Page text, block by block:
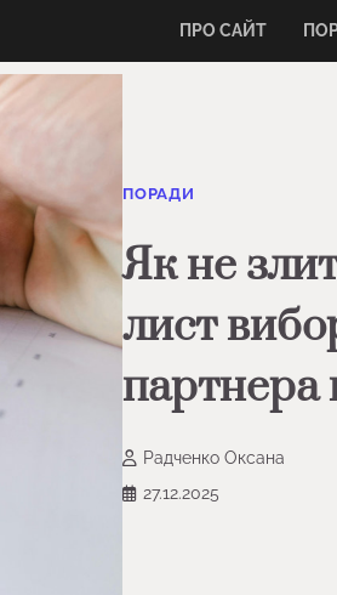
ПРО САЙТ
ПОРАДИ
Як не
лист
партнера
Радченко Оксана
27.12.2025